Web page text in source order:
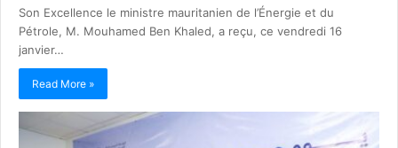
Son Excellence le ministre mauritanien de l’Énergie et du
Pétrole, M. Mouhamed Ben Khaled, a reçu, ce vendredi 16
janvier…
Read More »